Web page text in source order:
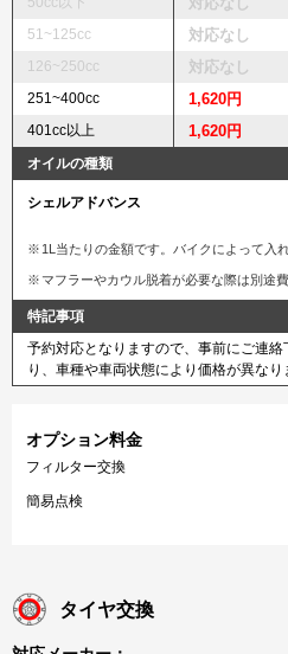
51~125cc 対応なし
126~250cc 対応なし
251~400cc 1,620円
401cc以上 1,620円
オイルの種類
シェルアドバンス
1L当たりの金額です。バイクによって入
マフラーやカウル脱着が必要な際は別途
特記事項
予約対応となりますので、事前にご連
り、車種や車両状態により価格が異なり
オプション料金
フィルター交換
簡易点検
タイヤ交換